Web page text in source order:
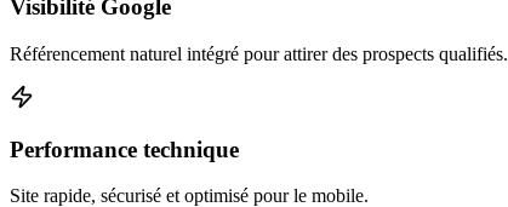
Visibilité Google
Référencement naturel intégré pour attirer des prospects qualifiés.
Performance technique
Site rapide, sécurisé et optimisé pour le mobile.